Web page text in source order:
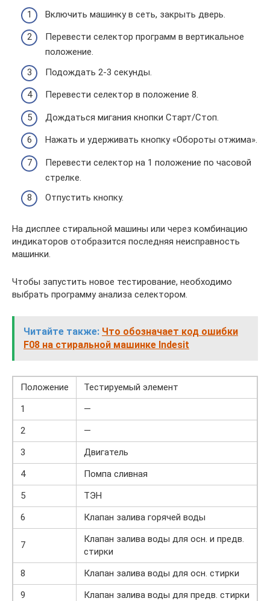
Включить машинку в сеть, закрыть дверь.
Перевести селектор программ в вертикальное
положение.
Подождать 2-3 секунды.
Перевести селектор в положение 8.
Дождаться мигания кнопки Старт/Стоп.
Нажать и удерживать кнопку «Обороты отжима».
Перевести селектор на 1 положение по часовой
стрелке.
Отпустить кнопку.
На дисплее стиральной машины или через комбинацию
индикаторов отобразится последняя неисправность
машинки.
Чтобы запустить новое тестирование, необходимо
выбрать программу анализа селектором.
Читайте также: Что обозначает код ошибки
F08 на стиральной машинке Indesit
Положение
Тестируемый элемент
1
—
2
—
3
Двигатель
4
Помпа сливная
5
ТЭН
6
Клапан залива горячей воды
7
Клапан залива воды для осн. и предв.
стирки
8
Клапан залива воды для осн. стирки
9
Клапан залива воды для предв. стирки